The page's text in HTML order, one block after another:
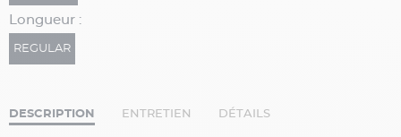
Longueur :
REGULAR
DESCRIPTION ENTRETIEN DÉTAILS